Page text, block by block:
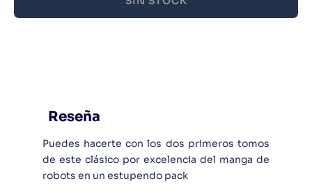
Reseña
Puedes hacerte con los dos primeros tomos
de este clásico por excelencia del manga de
robots en un estupendo pack